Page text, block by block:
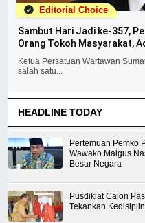
Editorial Choice
Sambut Hari Jadi ke-357,
Orang Tokoh Masyarakat,
Ketua Persatuan Wartawan
salah satu...
HEADLINE TODAY
Pertemuan Pemko
Wawako Maigus
Besar Negara
Pusdiklat Calon
Tekankan